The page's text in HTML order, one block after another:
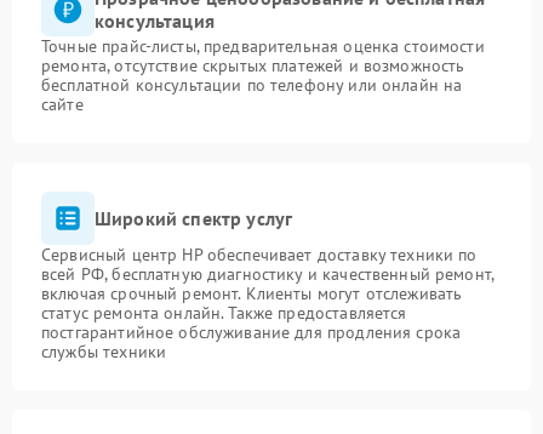
консультация
Точные прайс-листы, предварительная оценка стоимости
ремонта, отсутствие скрытых платежей и возможность
бесплатной консультации по телефону или онлайн на
сайте
Широкий спектр услуг
Сервисный центр HP обеспечивает доставку техники по
всей РФ, бесплатную диагностику и качественный ремонт,
включая срочный ремонт. Клиенты могут отслеживать
статус ремонта онлайн. Также предоставляется
постгарантийное обслуживание для продления срока
службы техники